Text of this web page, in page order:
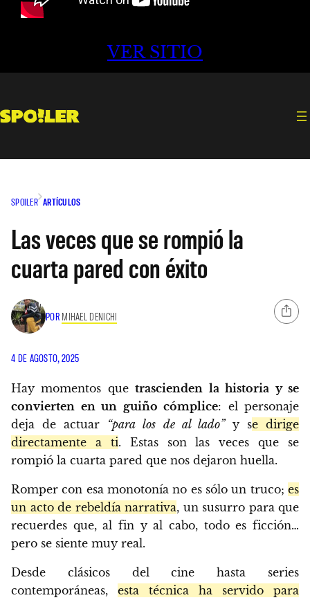
VER SITIO
SPOILER ARTÍCULOS
Las veces que se rompió la
cuarta pared con éxito
POR MIHAEL DENICHI
4 DE AGOSTO, 2025
Hay momentos quetrascienden la historia y se
convierten en un guiño cómplice: el personaje
deja de actuar “para los de al lado”y se dirige
directamente a ti. Estas son las veces que se
rompió la cuarta pared que nos dejaron huella.
Romper con esa monotonía no es sólo un truco; es
un acto de rebeldía narrativa, un susurro para que
recuerdes que, al fin y al cabo, todo es ficción…
pero se siente muy real.
Desde clásicos del cine hasta series
contemporáneas, esta técnica ha servido para